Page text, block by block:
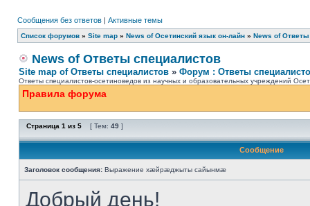
Сообщения без ответов | Активные темы
Список форумов » Site map » News of Осетинский язык он-лайн » News of
News of Ответы специалистов
Site map of Ответы специалистов » Форум : Ответы
Ответы специалистов-осетиноведов из научных и образовательных учреждений
Правила форума
Страница 1 из 5 [ Тем: 49 ]
Сообщение
Заголовок сообщения: Выражение хæйрæджыты сайынмæ
Добрый день!